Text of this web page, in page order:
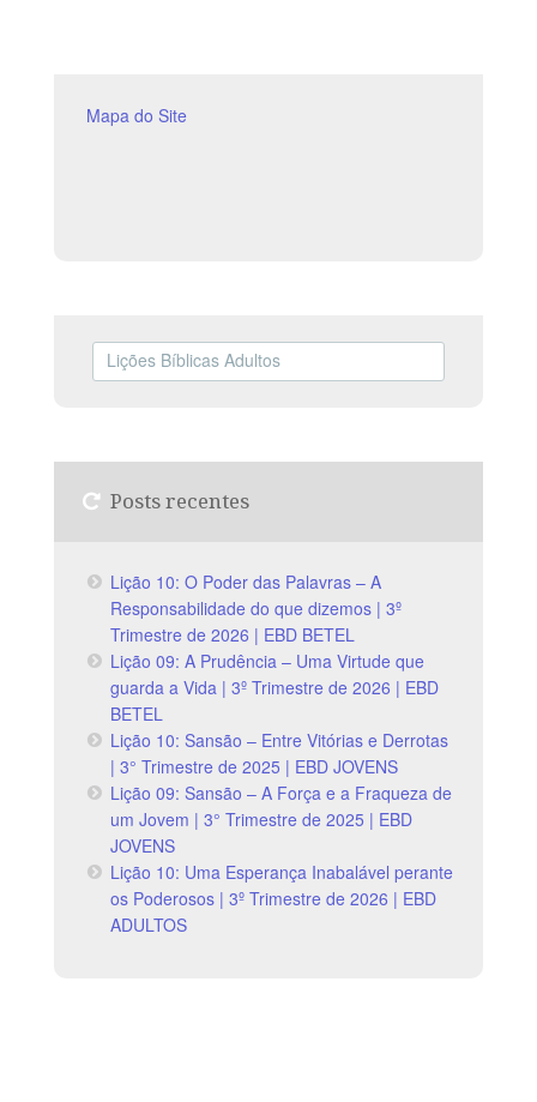
Mapa do Site
Posts recentes
Lição 10: O Poder das Palavras – A
Responsabilidade do que dizemos | 3º
Trimestre de 2026 | EBD BETEL
Lição 09: A Prudência – Uma Virtude que
guarda a Vida | 3º Trimestre de 2026 | EBD
BETEL
Lição 10: Sansão – Entre Vitórias e Derrotas
| 3° Trimestre de 2025 | EBD JOVENS
Lição 09: Sansão – A Força e a Fraqueza de
um Jovem | 3° Trimestre de 2025 | EBD
JOVENS
Lição 10: Uma Esperança Inabalável perante
os Poderosos | 3º Trimestre de 2026 | EBD
ADULTOS